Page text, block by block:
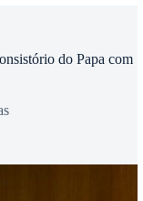
do Papa com